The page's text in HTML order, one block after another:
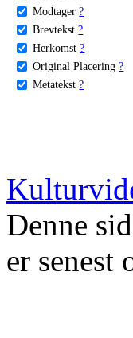
Modtager ?
Brevtekst ?
Herkomst ?
Original Placering ?
Metatekst ?
Denne
er senest